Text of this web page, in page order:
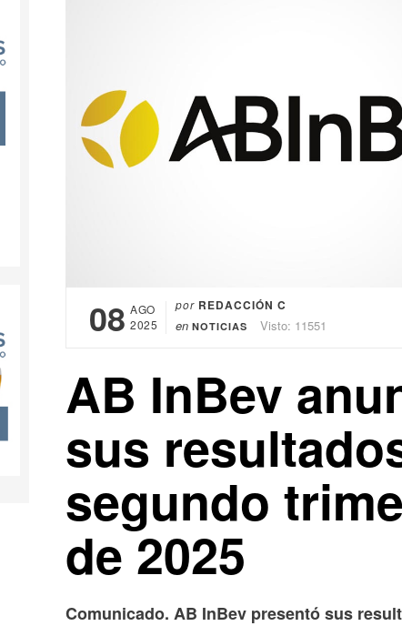
08 AGO
2025
por REDACCIÓN C
en NOTICIAS Visto: 11551
AB InBev
sus
segundo
de 2025
Comunicado. AB InBev presentó sus